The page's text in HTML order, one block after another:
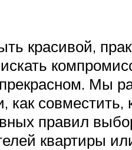
красивой,
прекрасном. Мы
как совместить,
правил
квартиры